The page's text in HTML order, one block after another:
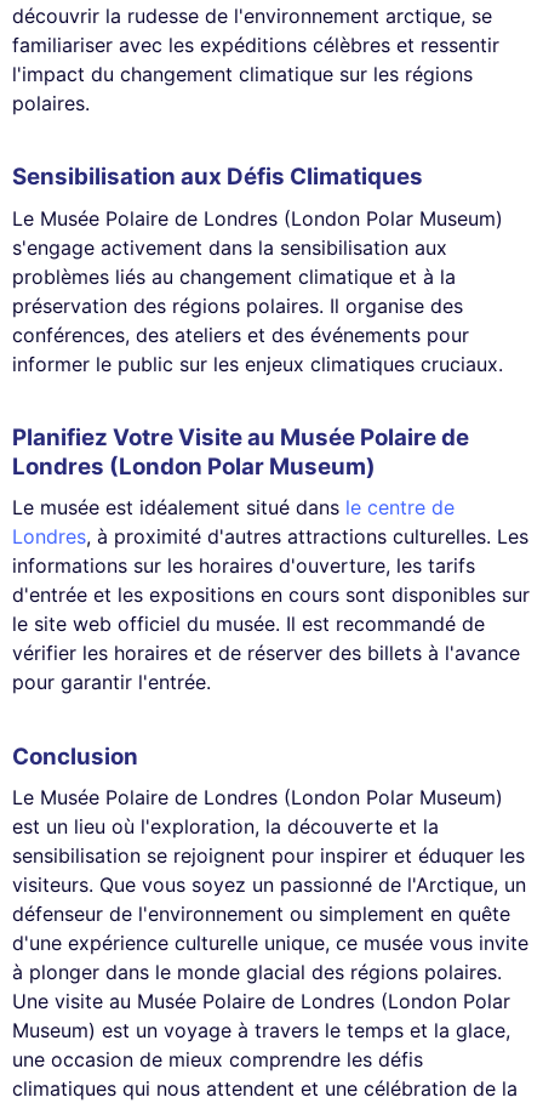
découvrir la rudesse de l'environnement arctique, se
familiariser avec les expéditions célèbres et ressentir
l'impact du changement climatique sur les régions
polaires.
Sensibilisation aux Défis Climatiques
Le Musée Polaire de Londres (London Polar Museum)
s'engage activement dans la sensibilisation aux
problèmes liés au changement climatique et à la
préservation des régions polaires. Il organise des
conférences, des ateliers et des événements pour
informer le public sur les enjeux climatiques cruciaux.
Planifiez Votre Visite au Musée Polaire de
Londres (London Polar Museum)
Le musée est idéalement situé dans le centre de
Londres, à proximité d'autres attractions culturelles. Les
informations sur les horaires d'ouverture, les tarifs
d'entrée et les expositions en cours sont disponibles sur
le site web officiel du musée. Il est recommandé de
vérifier les horaires et de réserver des billets à l'avance
pour garantir l'entrée.
Conclusion
Le Musée Polaire de Londres (London Polar Museum)
est un lieu où l'exploration, la découverte et la
sensibilisation se rejoignent pour inspirer et éduquer les
visiteurs. Que vous soyez un passionné de l'Arctique, un
défenseur de l'environnement ou simplement en quête
d'une expérience culturelle unique, ce musée vous invite
à plonger dans le monde glacial des régions polaires.
Une visite au Musée Polaire de Londres (London Polar
Museum) est un voyage à travers le temps et la glace,
une occasion de mieux comprendre les défis
climatiques qui nous attendent et une célébration de la